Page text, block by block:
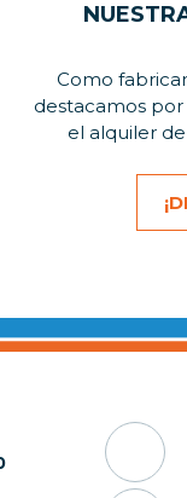
Como
destacamos
el alquiler